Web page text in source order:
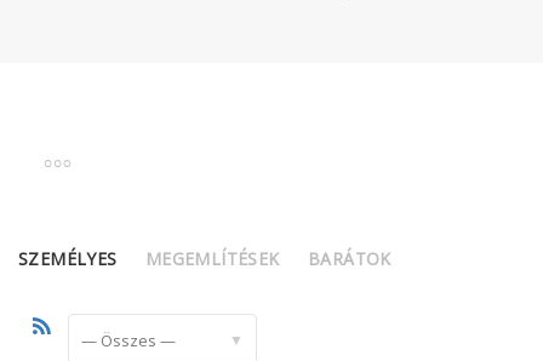
SZEMÉLYES MEGEMLÍTÉSEK BARÁTOK
FeedMutat: